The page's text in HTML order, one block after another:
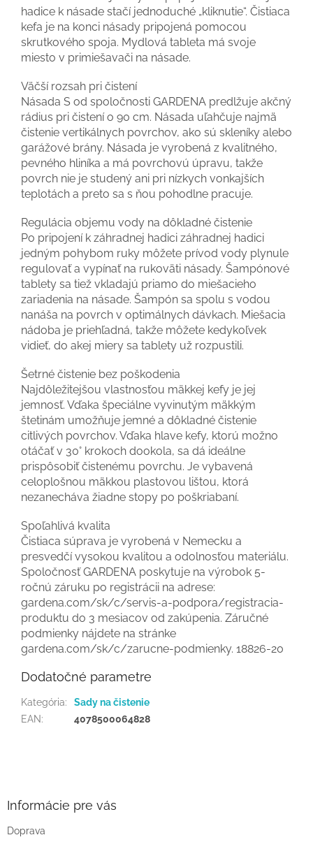
hadice k násade stačí jednoduché „kliknutie“. Čistiaca
kefa je na konci násady pripojená pomocou
skrutkového spoja. Mydlová tableta má svoje
miesto v primiešavači na násade.
Väčší rozsah pri čistení
Násada S od spoločnosti GARDENA predlžuje akčný
rádius pri čistení o 90 cm. Násada uľahčuje najmä
čistenie vertikálnych povrchov, ako sú skleníky alebo
garážové brány. Násada je vyrobená z kvalitného,
pevného hliníka a má povrchovú úpravu, takže
povrch nie je studený ani pri nízkych vonkajších
teplotách a preto sa s ňou pohodlne pracuje.
Regulácia objemu vody na dôkladné čistenie
Po pripojení k záhradnej hadici záhradnej hadici
jedným pohybom ruky môžete prívod vody plynule
regulovať a vypínať na rukoväti násady. Šampónové
tablety sa tiež vkladajú priamo do miešacieho
zariadenia na násade. Šampón sa spolu s vodou
nanáša na povrch v optimálnych dávkach. Miešacia
nádoba je priehľadná, takže môžete kedykoľvek
vidieť, do akej miery sa tablety už rozpustili.
Šetrné čistenie bez poškodenia
Najdôležitejšou vlastnosťou mäkkej kefy je jej
jemnosť. Vďaka špeciálne vyvinutým mäkkým
štetinám umožňuje jemné a dôkladné čistenie
citlivých povrchov. Vďaka hlave kefy, ktorú možno
otáčať v 30° krokoch dookola, sa dá ideálne
prispôsobiť čistenému povrchu. Je vybavená
celoplošnou mäkkou plastovou lištou, ktorá
nezanecháva žiadne stopy po poškriabaní.
Spoľahlivá kvalita
Čistiaca súprava je vyrobená v Nemecku a
presvedčí vysokou kvalitou a odolnosťou materiálu.
Spoločnosť GARDENA poskytuje na výrobok 5-
ročnú záruku po registrácii na adrese:
gardena.com/sk/c/servis-a-podpora/registracia-
produktu do 3 mesiacov od zakúpenia. Záručné
podmienky nájdete na stránke
gardena.com/sk/c/zarucne-podmienky. 18826-20
Dodatočné parametre
Kategória:
Sady na čistenie
EAN: 4078500064828
Informácie pre vás
Doprava